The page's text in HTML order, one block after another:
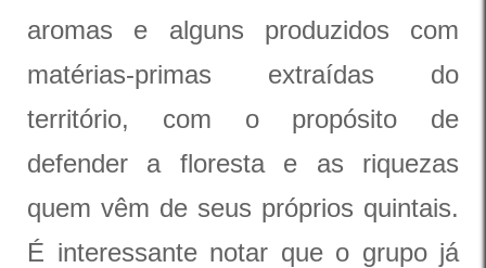
aromas e alguns produzidos com
matérias-primas extraídas do
território, com o propósito de
defender a floresta e as riquezas
quem vêm de seus próprios quintais.
É interessante notar que o grupo já